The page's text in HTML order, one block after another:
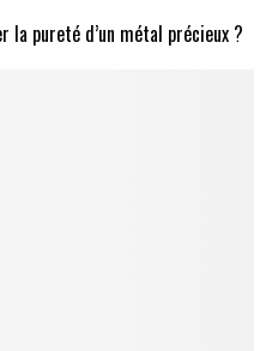
la pureté d’un métal précieux ?